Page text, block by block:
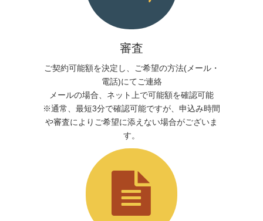
審査
ご契約可能額を決定し、ご希望の方法(メール・
電話)にてご連絡
メールの場合、ネット上で可能額を確認可能
※通常、最短3分で確認可能ですが、申込み時間
や審査によりご希望に添えない場合がございま
す。